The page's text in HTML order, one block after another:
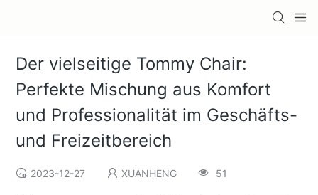
Der vielseitige Tommy Chair:
Perfekte Mischung aus Komfort
und Professionalität im Geschäfts-
und Freizeitbereich
2023-12-27 XUANHENG 51